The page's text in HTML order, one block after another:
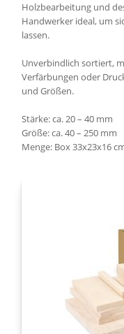
Holzbearbeitung und
Handwerker ideal, um
lassen.
Unverbindlich sortiert,
Verfärbungen oder
und Größen.
Stärke: ca. 20 – 40 mm
Größe: ca. 40 – 250 mm
Menge: Box 33x23x16